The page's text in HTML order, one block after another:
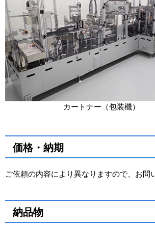
カートナー（包装機）
価格・納期
ご依頼の内容により異なりますので、お問
納品物